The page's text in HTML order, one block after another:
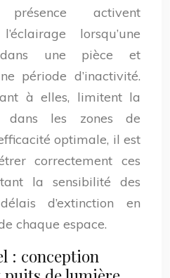
activent
lorsqu’une
une pièce et
période d’inactivité.
à elles, limitent la
dans les zones de
optimale, il est
correctement ces
la sensibilité des
d’extinction en
chaque espace.
: conception